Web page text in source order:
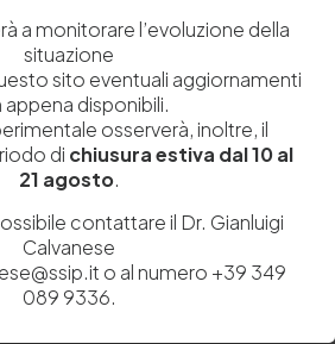
a monitorare l’evoluzione della
situazione
sito eventuali aggiornamenti
appena disponibili.
osserverà, inoltre, il
di chiusura estiva dal 10 al
21 agosto.
contattare il Dr. Gianluigi
Calvanese
o al numero +39 349
089 9336.